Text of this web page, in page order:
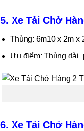
5. Xe Tải Chở
Thùng: 6m10 x 2m x
Ưu điểm: Thùng dài,
6. Xe Tải Chở